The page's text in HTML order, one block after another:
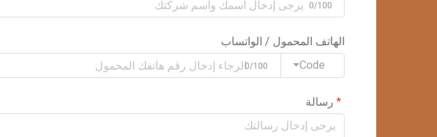
0/100
الهاتف المحمول / الواتساب
Code
0/100
رسالة